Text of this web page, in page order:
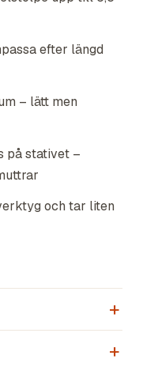
efter längd
– lätt men
på stativet –
och tar liten